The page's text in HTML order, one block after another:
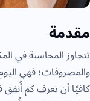
مقدمة
تتجاوز المحاسبة في
والمصروفات؛ فهي
كافيًا أن تعرف كم